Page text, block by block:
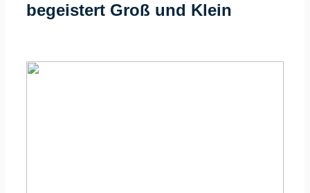
begeistert Groß und Klein